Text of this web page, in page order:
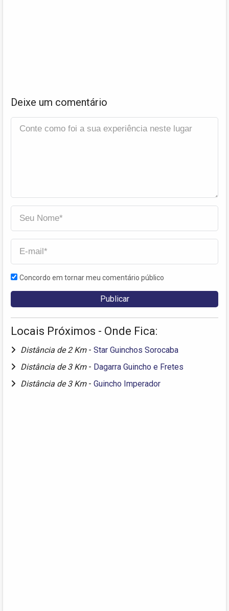
Deixe um comentário
Concordo em tornar meu comentário público
Locais Próximos - Onde Fica:
Distância de 2 Km - Star Guinchos Sorocaba
Distância de 3 Km - Dagarra Guincho e Fretes
Distância de 3 Km - Guincho Imperador